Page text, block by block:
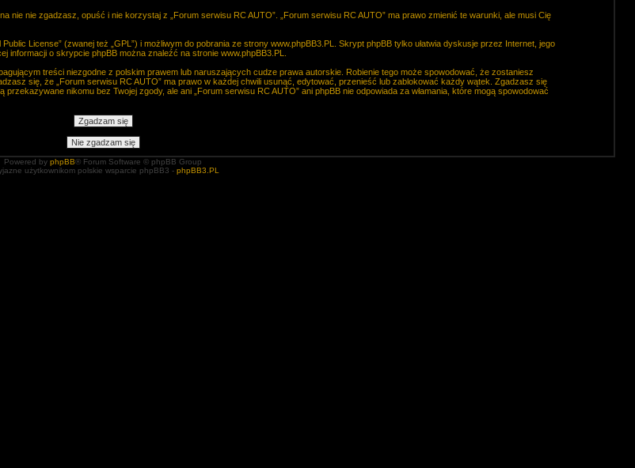
nie nie zgadzasz, opuść i nie korzystaj z „Forum serwisu RC AUTO”. „Forum serwisu RC AUTO” ma prawo zmienić te warunki, ale musi Cię
Public License” (zwanej też „GPL”) i możliwym do pobrania ze strony www.phpBB3.PL
. Skrypt phpBB tylko ułatwia dyskusje przez Internet, jego
informacji o skrypcie phpBB można znaleźć na stronie www.phpBB3.PL
treści niezgodne z polskim prawem lub naruszających cudze prawa autorskie. Robienie tego może spowodować, że zostaniesz
się, że „Forum serwisu RC AUTO” ma prawo w każdej chwili usunąć, edytować, przenieść lub zablokować każdy wątek. Zgadzasz się
nikomu bez Twojej zgody, ale ani „Forum serwisu RC AUTO” ani phpBB nie odpowiada za włamania, które mogą spowodować
Powered by phpBB® Forum Software © phpBB Group
użytkownikom polskie wsparcie phpBB3 - phpBB3.PL